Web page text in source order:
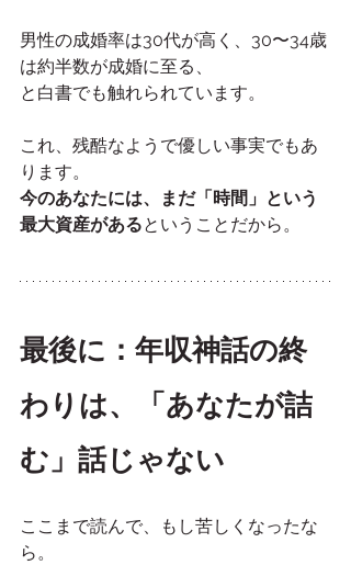
男性の成婚率は30代が高く、30〜34歳
は約半数が成婚に至る、
と白書でも触れられています。
これ、残酷なようで優しい事実でもあ
ります。
今のあなたには、まだ「時間」という
最大資産があるということだから。
最後に：年収神話の終
わりは、「あなたが詰
む」話じゃない
ここまで読んで、もし苦しくなったな
ら。